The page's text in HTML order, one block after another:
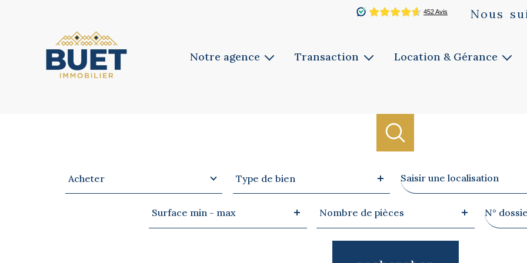
Nous
Notre agence Transaction Location & Gérance
RECHERCHE
d'offre
Acheter
de
bien
Type de bien
min
-
Surface min - max
de
pièces
Nombre de pièces